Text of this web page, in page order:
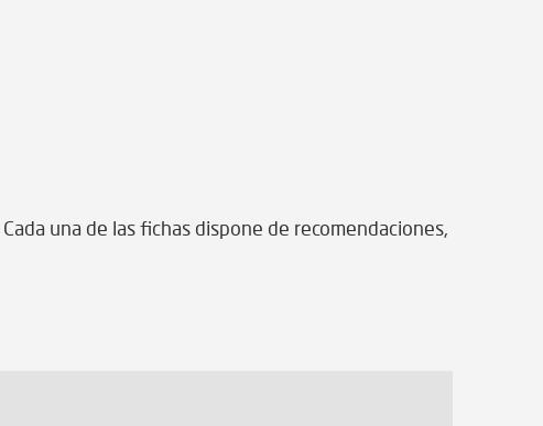
una de las fichas dispone de recomendaciones,